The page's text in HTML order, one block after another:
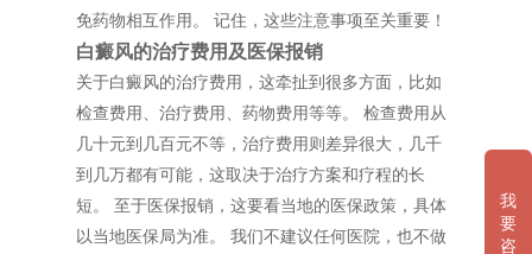
免药物相互作用。 记住，这些注意事项至关重要！
白癜风的治疗费用及医保报销
关于白癜风的治疗费用，这牵扯到很多方面，比如
检查费用、治疗费用、药物费用等等。 检查费用从
几十元到几百元不等，治疗费用则差异很大，几千
到几万都有可能，这取决于治疗方案和疗程的长
短。 至于医保报销，这要看当地的医保政策，具体
以当地医保局为准。 我们不建议任何医院，也不做
我
要
咨